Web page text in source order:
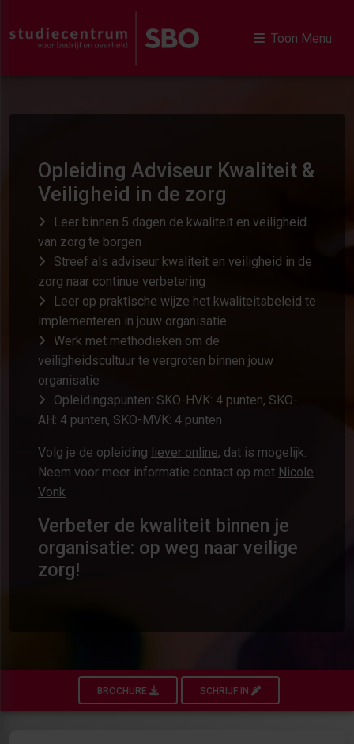
Toon Menu
Opleiding Adviseur Kwaliteit &
Veiligheid in de zorg
Leer binnen 5 dagen de kwaliteit en veiligheid
van zorg te borgen
Streef als adviseur kwaliteit en veiligheid in de
zorg naar continue verbetering
Leer op praktische wijze het kwaliteitsbeleid te
implementeren in jouw organisatie
Werk met methodieken om de
veiligheidscultuur te vergroten binnen jouw
organisatie
Opleidingspunten: SKO-HVK: 4 punten, SKO-
AH: 4 punten, SKO-MVK: 4 punten
Volg je de opleiding liever online, dat is mogelijk.
Neem voor meer informatie contact op met Nicole
Vonk
Verbeter de kwaliteit binnen je
organisatie: op weg naar veilige
zorg!
BROCHURE SCHRIJF IN